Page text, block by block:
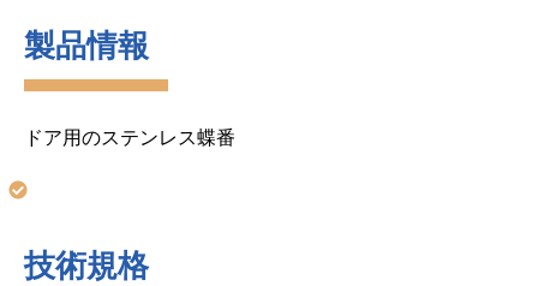
製品情報
ドア用のステンレス蝶番
技術規格